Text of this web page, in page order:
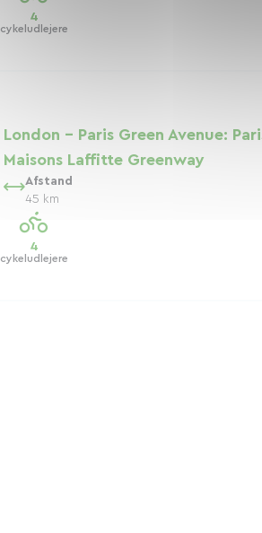
4
cykeludlejere
London - Paris Green Avenue:
Maisons Laffitte Greenway
Afstand
45 km
4
cykeludlejere